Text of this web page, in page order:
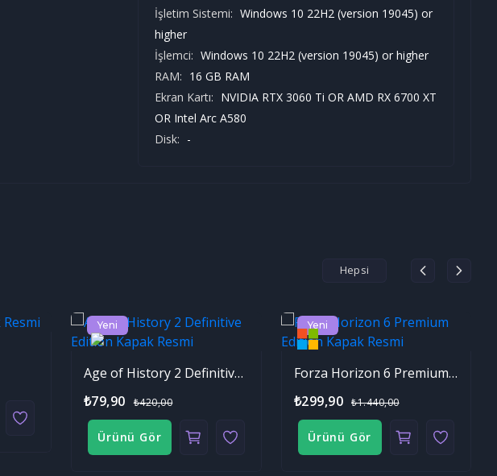
İşletim Sistemi: Windows 10 22H2 (version 19045) or
higher
İşlemci: Windows 10 22H2 (version 19045) or higher
RAM: 16 GB RAM
Ekran Kartı: NVIDIA RTX 3060 Ti OR AMD RX 6700 XT
OR Intel Arc A580
Disk: -
Hepsi
Yeni
Age of History 2 Definitive Edition
₺79,90
₺420,00
Ürünü Gör
Yeni
Forza Horizon 6 Premium Edition
₺299,90 ₺1.440,00
Ürünü Gör